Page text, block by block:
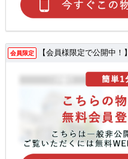
会員限定 【会員様限定で公開中！】